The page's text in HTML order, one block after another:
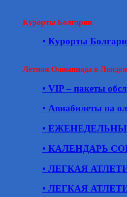
Курорты Болгарии
• Курорты
Летняя Олимпиада в
• VIP – пакеты
• Авиабилеты на
•
• КАЛЕНДАРЬ
• ЛЕГКАЯ
• ЛЕГКАЯ